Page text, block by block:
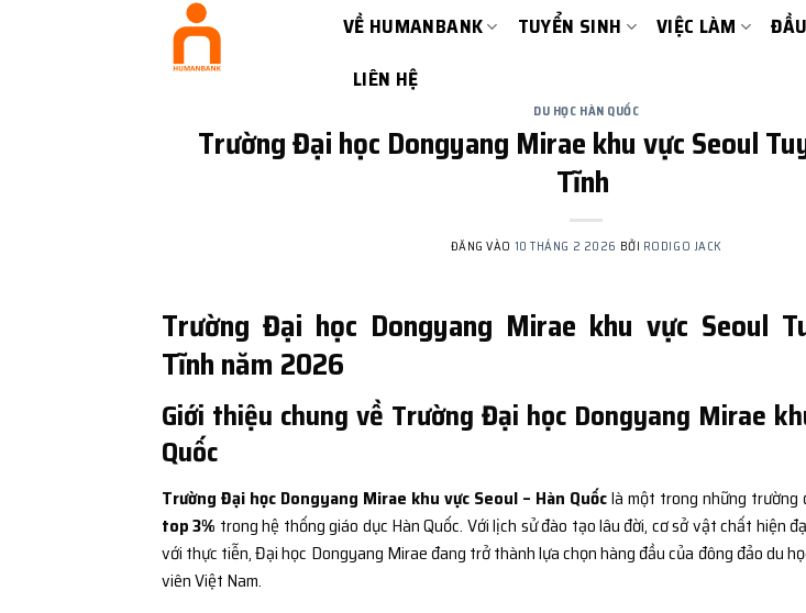
VỀ HUMANBANK TUYỂN SINH VIỆC LÀM
LIÊN HỆ
DU HỌC HÀN QUỐC
Trường Đại học Dongyang Mirae khu vực Seoul
Tĩnh
ĐĂNG VÀO 10 THÁNG 2 2026 BỞI RODIGO JACK
Trường Đại học Dongyang Mirae khu vực Seoul
Tĩnh năm 2026
Giới thiệu chung về Trường Đại học Dongyang Mirae
Quốc
Trường Đại học Dongyang Mirae khu vực Seoul – Hàn Quốclà một trong những trường
top 3% trong hệ thống giáo dục Hàn Quốc. Với lịch sử đào tạo lâu đời, cơ sở vật chất hiện
với thực tiễn, Đại học Dongyang Mirae đang trở thành lựa chọn hàng đầu của đông đảo du
viên Việt Nam.